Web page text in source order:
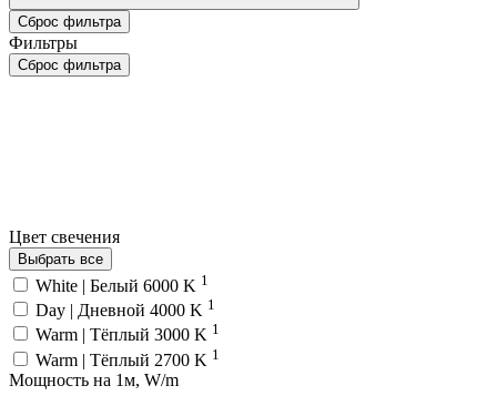
Сброс фильтра
Фильтры
Сброс фильтра
Цвет свечения
Выбрать все
White | Белый 6000 K 1
Day | Дневной 4000 K 1
Warm | Тёплый 3000 K 1
Warm | Тёплый 2700 K 1
Мощность на 1м, W/m